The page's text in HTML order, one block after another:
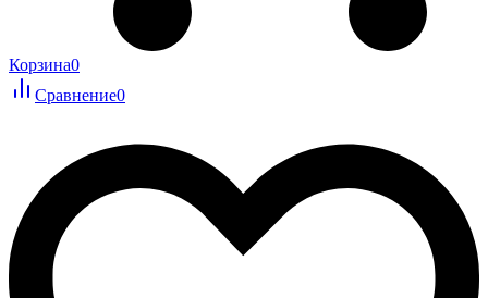
Корзина0
Сравнение0